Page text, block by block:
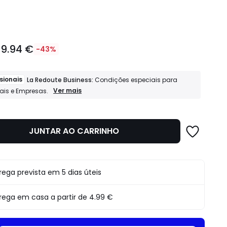
€ -43%
La Redoute Business:Condições especiais para
e Empresas.
Profissionais
especiais
para
Empresas.
Ver mais
JUNTAR AO CARRINHO
prevista em 5 dias úteis
em casa a partir de 4.99 €